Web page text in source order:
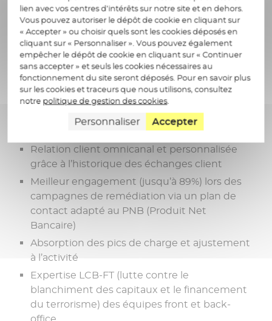
La gestion déléguée du KYC
Nos experts KYC utilisent la plateforme comme
outil métier dans le cadre de la délégation de
Relation client omnicanal et personnalisée
grâce à l’historique des échanges client
Meilleur engagement (jusqu’à 89%) lors des
campagnes de remédiation via un plan de
contact adapté au PNB (Produit Net
Bancaire)
Absorption des pics de charge et ajustement
à l’activité
Expertise LCB-FT (lutte contre le
blanchiment des capitaux et le financement
du terrorisme) des équipes front et back-
lien avec vos centres d’intérêts sur notre site et en dehors.
Vous pouvez autoriser le dépôt de cookie en cliquant sur
« Accepter » ou choisir quels sont les cookies déposés en
cliquant sur « Personnaliser ». Vous pouvez également
empêcher le dépôt de cookie en cliquant sur « Continuer
sans accepter » et seuls les cookies nécessaires au
fonctionnement du site seront déposés. Pour en savoir plus
sur les cookies et traceurs que nous utilisons, consultez
notre politique de gestion des cookies.
Personnaliser Accepter